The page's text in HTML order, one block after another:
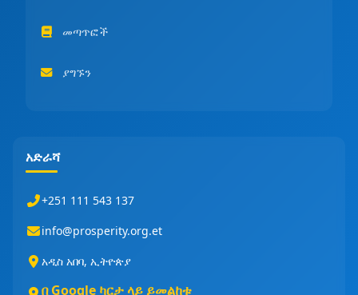
መጣጥፎች
ያግኙን
አድራሻ
+251 111 543 137
info@prosperity.org.et
አዲስ አበባ, ኢትዮጵያ
በ Google ካርታ ላይ ይመልከቱ